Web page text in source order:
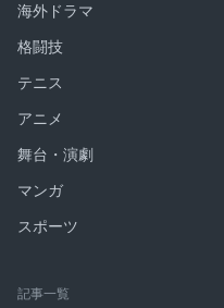
海外ドラマ
格闘技
テニス
アニメ
舞台・演劇
マンガ
スポーツ
記事一覧